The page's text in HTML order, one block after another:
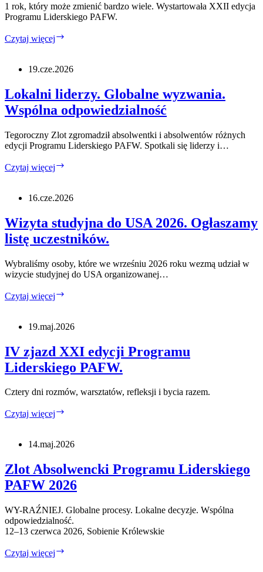
1 rok, który może zmienić bardzo wiele. Wystartowała XXII edycja
Programu Liderskiego PAFW.
Czytaj więcej
minuta
przedstawienie
się.
19.cze.2026
Lokalni liderzy. Globalne wyzwania.
Wspólna odpowiedzialność
Tegoroczny Zlot zgromadził absolwentki i absolwentów różnych
edycji Programu Liderskiego PAFW. Spotkali się liderzy i…
Czytaj więcej
wyzwania.
odpowiedzialność
16.cze.2026
Wizyta studyjna do USA 2026. Ogłaszamy
listę uczestników.
Wybraliśmy osoby, które we wrześniu 2026 roku wezmą udział w
wizycie studyjnej do USA organizowanej…
Czytaj więcej
USA
Ogłaszamy
listę
uczestników.
19.maj.2026
IV zjazd XXI edycji Programu
Liderskiego PAFW.
Cztery dni rozmów, warsztatów, refleksji i bycia razem.
Czytaj więcej
edycji
Liderskiego
PAFW.
14.maj.2026
Zlot Absolwencki Programu Liderskiego
PAFW 2026
WY-RAŹNIEJ. Globalne procesy. Lokalne decyzje. Wspólna
odpowiedzialność.
12–13 czerwca 2026, Sobienie Królewskie
Czytaj więcej